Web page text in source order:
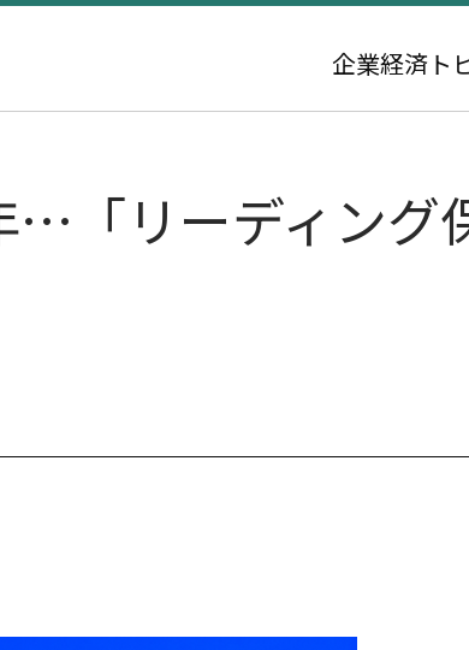
企業経済 ト
…「リーディング